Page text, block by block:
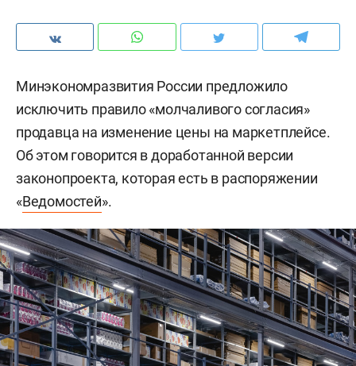
Минэкономразвития России предложило
исключить правило «молчаливого согласия»
продавца на изменение цены на маркетплейсе.
Об этом говорится в доработанной версии
законопроекта, которая есть в распоряжении
«Ведомостей».